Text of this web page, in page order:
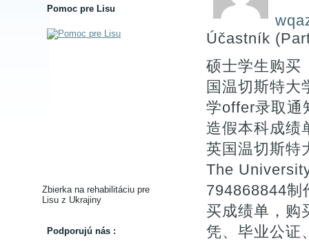
Pomoc pre Lisu
Zbierka na rehabilitáciu pre
Lisu z Ukrajiny
Podporujú nás :
Účastník
硕士学生购买
国温切斯特大
学offer录取
造假本科成绩
英国温切斯特
The
794868844制
买成绩单，购
凭、毕业公证